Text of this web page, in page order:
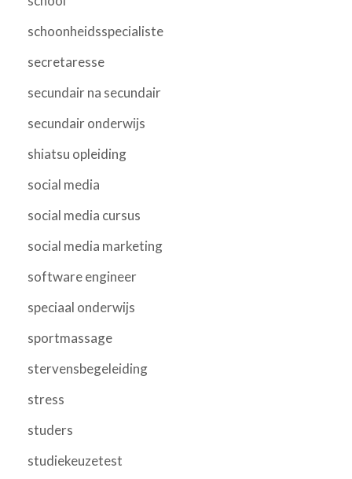
schoonheidsspecialiste
secretaresse
secundair na secundair
secundair onderwijs
shiatsu opleiding
social media
social media cursus
social media marketing
software engineer
speciaal onderwijs
sportmassage
stervensbegeleiding
stress
studers
studiekeuzetest